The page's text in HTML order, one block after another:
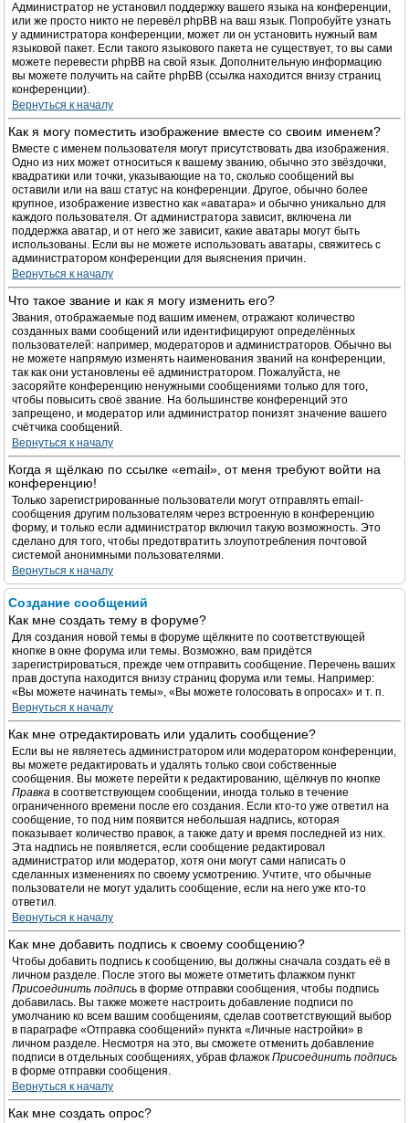
Администратор не установил поддержку вашего языка на конференции,
или же просто никто не перевёл phpBB на ваш язык. Попробуйте узнать
у администратора конференции, может ли он установить нужный вам
языковой пакет. Если такого языкового пакета не существует, то вы сами
можете перевести phpBB на свой язык. Дополнительную информацию
вы можете получить на сайте phpBB (ссылка находится внизу страниц
конференции).
Вернуться к началу
Как я могу поместить изображение вместе со своим именем?
Вместе с именем пользователя могут присутствовать два изображения.
Одно из них может относиться к вашему званию, обычно это звёздочки,
квадратики или точки, указывающие на то, сколько сообщений вы
оставили или на ваш статус на конференции. Другое, обычно более
крупное, изображение известно как «аватара» и обычно уникально для
каждого пользователя. От администратора зависит, включена ли
поддержка аватар, и от него же зависит, какие аватары могут быть
использованы. Если вы не можете использовать аватары, свяжитесь с
администратором конференции для выяснения причин.
Вернуться к началу
Что такое звание и как я могу изменить его?
Звания, отображаемые под вашим именем, отражают количество
созданных вами сообщений или идентифицируют определённых
пользователей: например, модераторов и администраторов. Обычно вы
не можете напрямую изменять наименования званий на конференции,
так как они установлены её администратором. Пожалуйста, не
засоряйте конференцию ненужными сообщениями только для того,
чтобы повысить своё звание. На большинстве конференций это
запрещено, и модератор или администратор понизят значение вашего
счётчика сообщений.
Вернуться к началу
Когда я щёлкаю по ссылке «email», от меня требуют войти на
конференцию!
Только зарегистрированные пользователи могут отправлять email-
сообщения другим пользователям через встроенную в конференцию
форму, и только если администратор включил такую возможность. Это
сделано для того, чтобы предотвратить злоупотребления почтовой
системой анонимными пользователями.
Вернуться к началу
Создание сообщений
Как мне создать тему в форуме?
Для создания новой темы в форуме щёлкните по соответствующей
кнопке в окне форума или темы. Возможно, вам придётся
зарегистрироваться, прежде чем отправить сообщение. Перечень ваших
прав доступа находится внизу страниц форума или темы. Например:
«Вы можете начинать темы», «Вы можете голосовать в опросах» и т. п.
Вернуться к началу
Как мне отредактировать или удалить сообщение?
Если вы не являетесь администратором или модератором конференции,
вы можете редактировать и удалять только свои собственные
сообщения. Вы можете перейти к редактированию, щёлкнув по кнопке
Правка в соответствующем сообщении, иногда только в течение
ограниченного времени после его создания. Если кто-то уже ответил на
сообщение, то под ним появится небольшая надпись, которая
показывает количество правок, а также дату и время последней из них.
Эта надпись не появляется, если сообщение редактировал
администратор или модератор, хотя они могут сами написать о
сделанных изменениях по своему усмотрению. Учтите, что обычные
пользователи не могут удалить сообщение, если на него уже кто-то
ответил.
Вернуться к началу
Как мне добавить подпись к своему сообщению?
Чтобы добавить подпись к сообщению, вы должны сначала создать её в
личном разделе. После этого вы можете отметить флажком пункт
Присоединить подпись в форме отправки сообщения, чтобы подпись
добавилась. Вы также можете настроить добавление подписи по
умолчанию ко всем вашим сообщениям, сделав соответствующий выбор
в параграфе «Отправка сообщений» пункта «Личные настройки» в
личном разделе. Несмотря на это, вы сможете отменить добавление
подписи в отдельных сообщениях, убрав флажок Присоединить подпись
в форме отправки сообщения.
Вернуться к началу
Как мне создать опрос?